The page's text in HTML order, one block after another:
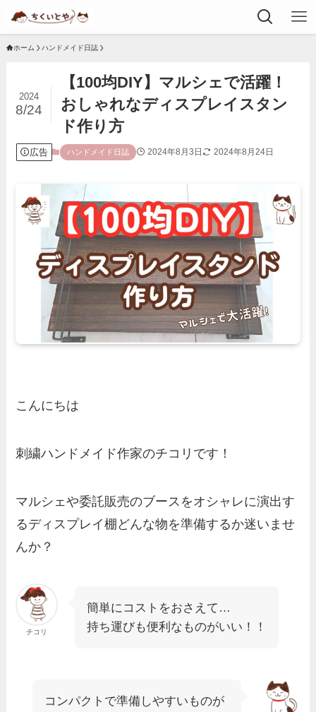
ホーム ハンドメイド日誌
【100均DIY】マルシェで活躍！
おしゃれなディスプレイスタン
ド作り方
2024
8/24
広告 ハンドメイド日誌 2024年8月3日 2024年8月24日
こんにちは
刺繍ハンドメイド作家のチコリです！
マルシェや委託販売のブースをオシャレに演出す
るディスプレイ棚どんな物を準備するか迷いませ
んか？
チコリ
簡単にコストをおさえて…
持ち運びも便利なものがいい！！
コンパクトで準備しやすいものが